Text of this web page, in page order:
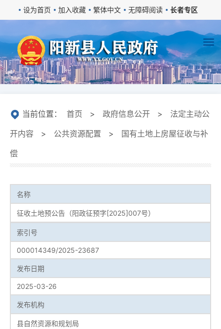
设为首页 加入收藏 繁体中文 无障碍阅读 长者专区
当前位置： 首页 > 政府信息公开 >
法定主动公
开内容
> 公共资源配置 >
国有土地上房屋征收与补
偿
名称
征收土地预公告（阳政征预字[2025]007号）
索引号
000014349/2025-23687
发布日期
2025-03-26
发布机构
县自然资源和规划局